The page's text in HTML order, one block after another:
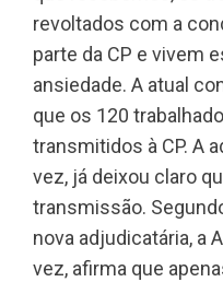
revoltados com a
parte da CP e vivem
ansiedade. A atual
que os 120
transmitidos à CP. A
vez, já deixou claro
transmissão.
nova adjudicatária, a
vez, afirma que